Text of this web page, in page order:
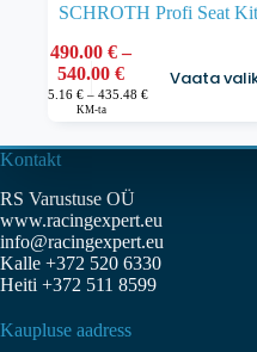
SCHROTH Profi Seat Kit
490.00€ –
540.00€Hinnavahemik:
490.00 €
395.16€ – 435.48€Hinnavahemik:
kuni
KM-ta
Vaata
Sellel
tootel
varianti.
Valikuid
saab
teha
tootelehel.
Kontakt
RS Varustuse OÜ
www.racingexpert.eu
info@racingexpert.eu
Kalle +372 520 6330
Heiti +372 511 8599
Kaupluse aadress